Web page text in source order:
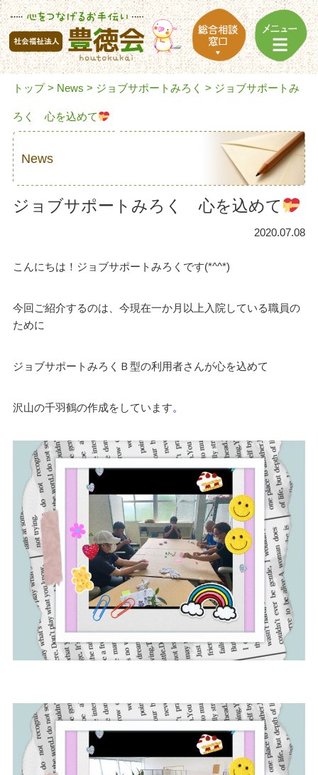
トップ> News > ジョブサポートみろく > ジョブサポートみ
ろく 心を込めて
News
ジョブサポートみろく 心を込めて
2020.07.08
こんにちは！ジョブサポートみろくです(*^^*)
今回ご紹介するのは、今現在一か月以上入院している職員の
ために
ジョブサポートみろくＢ型の利用者さんが心を込めて
沢山の千羽鶴の作成をしています。